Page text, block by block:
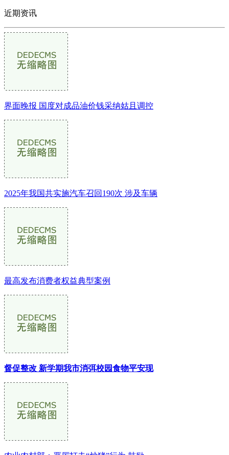
近期资讯
界面晚报 国度对成品油价钱采纳姑且调控
2025年我国共实施汽车召回190次 涉及车辆
最高发布消费者权益典型案例
督促整改 新学期我市消弭校园食物平安现